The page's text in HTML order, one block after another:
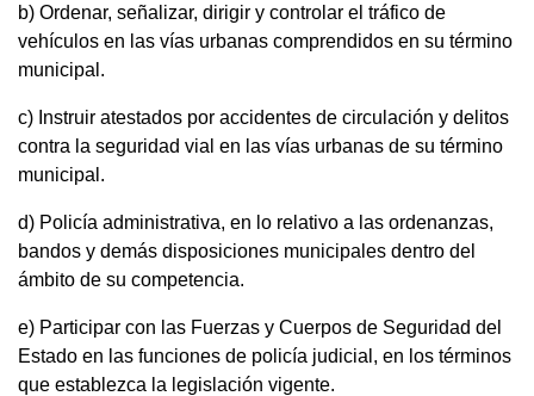
b) Ordenar, señalizar, dirigir y controlar el tráfico de
vehículos en las vías urbanas comprendidos en su término
municipal.
c) Instruir atestados por accidentes de circulación y delitos
contra la seguridad vial en las vías urbanas de su término
municipal.
d) Policía administrativa, en lo relativo a las ordenanzas,
bandos y demás disposiciones municipales dentro del
ámbito de su competencia.
e) Participar con las Fuerzas y Cuerpos de Seguridad del
Estado en las funciones de policía judicial, en los términos
que establezca la legislación vigente.